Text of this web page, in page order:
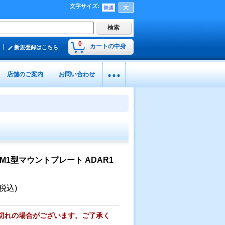
文字サイズ:
0 カートの中身
新規登録はこちら
店舗のご案内 お問い合わせ
型マウントプレート ADAR1
込)
の場合がございます。ご了承く